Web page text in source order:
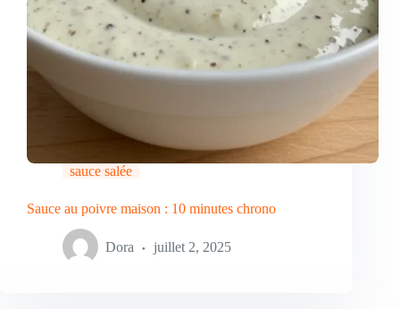
sauce salée
Sauce au poivre maison : 10 minutes chrono
Dora juillet 2, 2025